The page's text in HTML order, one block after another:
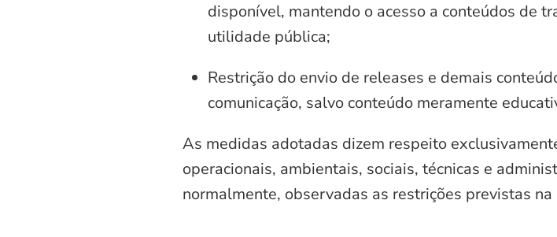
disponível, mantendo o acesso a conteúdos de
utilidade pública;
Restrição do envio de releases e demais
comunicação, salvo conteúdo meramente
As medidas adotadas dizem respeito
operacionais, ambientais, sociais, técnicas e
normalmente, observadas as restrições previstas